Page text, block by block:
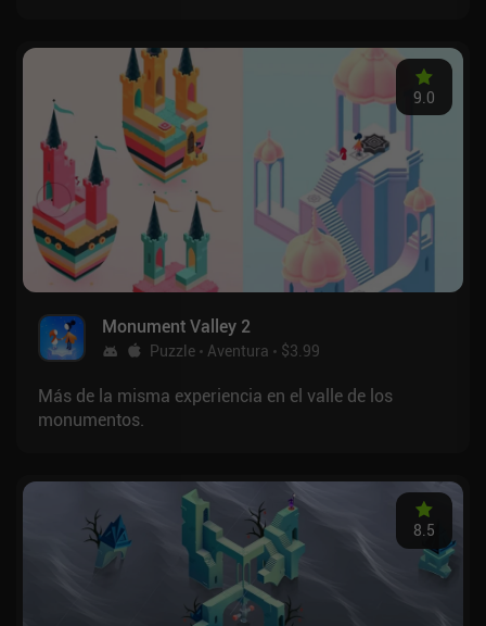
Monument Valley 2
Puzzle Aventura $3.99
9.0
Más de la misma experiencia en el valle de los
monumentos.
8.5